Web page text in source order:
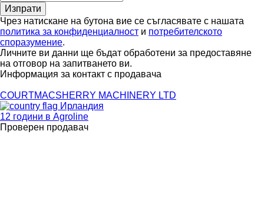
Чрез натискане на бутона вие се съгласявате с нашата
политика за конфиденциалност и потребителското
споразумение.
Личните ви данни ще бъдат обработени за предоставяне
на отговор на запитването ви.
Информация за контакт с продавача
COURTMACSHERRY MACHINERY LTD
Ирландия
12 години в Agroline
Проверен продавач